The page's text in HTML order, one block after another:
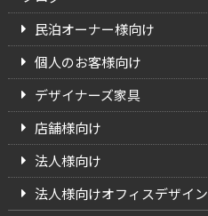
民泊オーナー様向け
個人のお客様向け
デザイナーズ家具
店舗様向け
法人様向け
法人様向けオフィスデザイン